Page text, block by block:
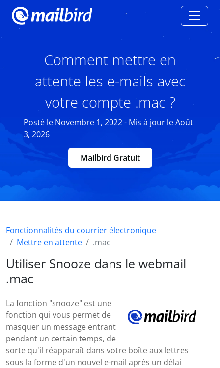
Comment mettre en
attente les e-mails avec
votre compte .mac ?
Posté le Novembre 1, 2022 - Mis à jour le Août
3, 2026
Mailbird Gratuit
Fonctionnalités du courrier électronique
Mettre en attente
.mac
Utiliser Snooze dans le webmail
.mac
La fonction "snooze" est une
fonction qui vous permet de
masquer un message entrant
pendant un certain temps, de
sorte qu'il réapparaît dans votre boîte aux lettres
sous la forme d'un nouvel e-mail après un délai